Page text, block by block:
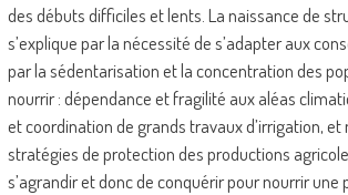
des débuts difficiles et lents. La naissance de
s’explique par la nécessité de s’adapter aux
par la sédentarisation et la concentration des
nourrir : dépendance et fragilité aux aléas
et coordination de grands travaux d’irrigation, et
stratégies de protection des productions
s’agrandir et donc de conquérir pour nourrir une